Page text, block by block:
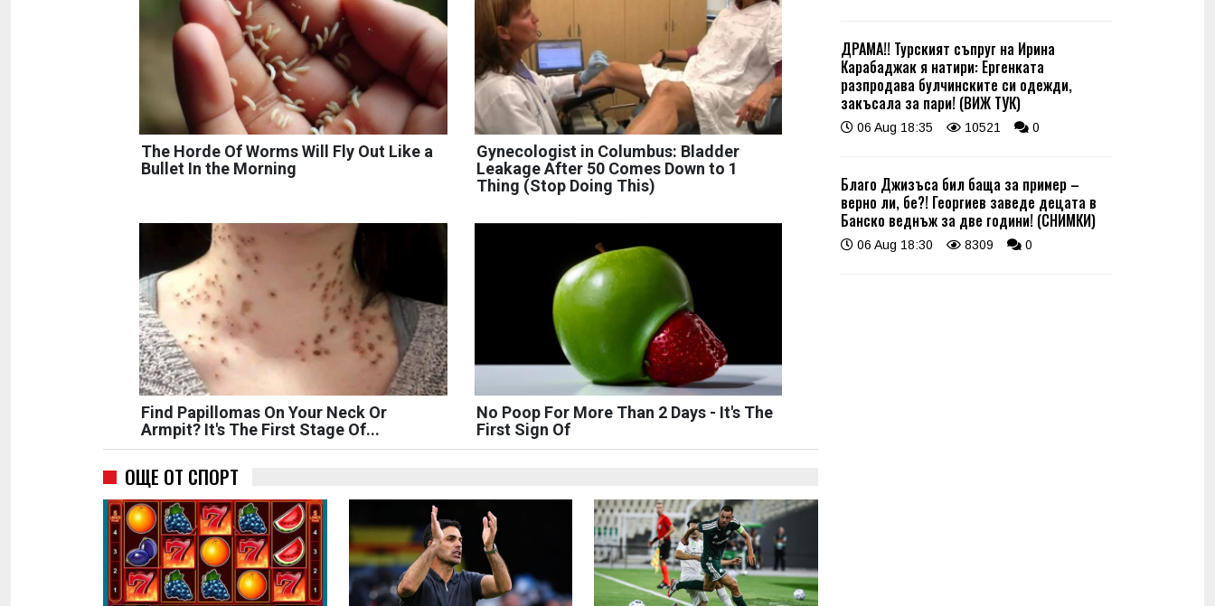
The Horde Of Worms Will Fly Out Like a
Bullet In the Morning
Gynecologist in Columbus: Bladder
Leakage After 50 Comes Down to 1
Thing (Stop Doing This)
Find Papillomas On Your Neck Or
Armpit? It's The First Stage Of...
No Poop For More Than 2 Days - It's The
First Sign Of
ОЩЕ ОТ СПОРТ
ДРАМА!! Турският съпруг на Ирина
Карабаджак я натири: Ергенката
разпродава булчинските си одежди,
закъсала за пари! (ВИЖ ТУК)
06 Aug 18:35 10521 0
Благо Джизъса бил баща за пример –
верно ли, бе?! Георгиев заведе децата в
Банско веднъж за две години! (СНИМКИ)
06 Aug 18:30 8309 0